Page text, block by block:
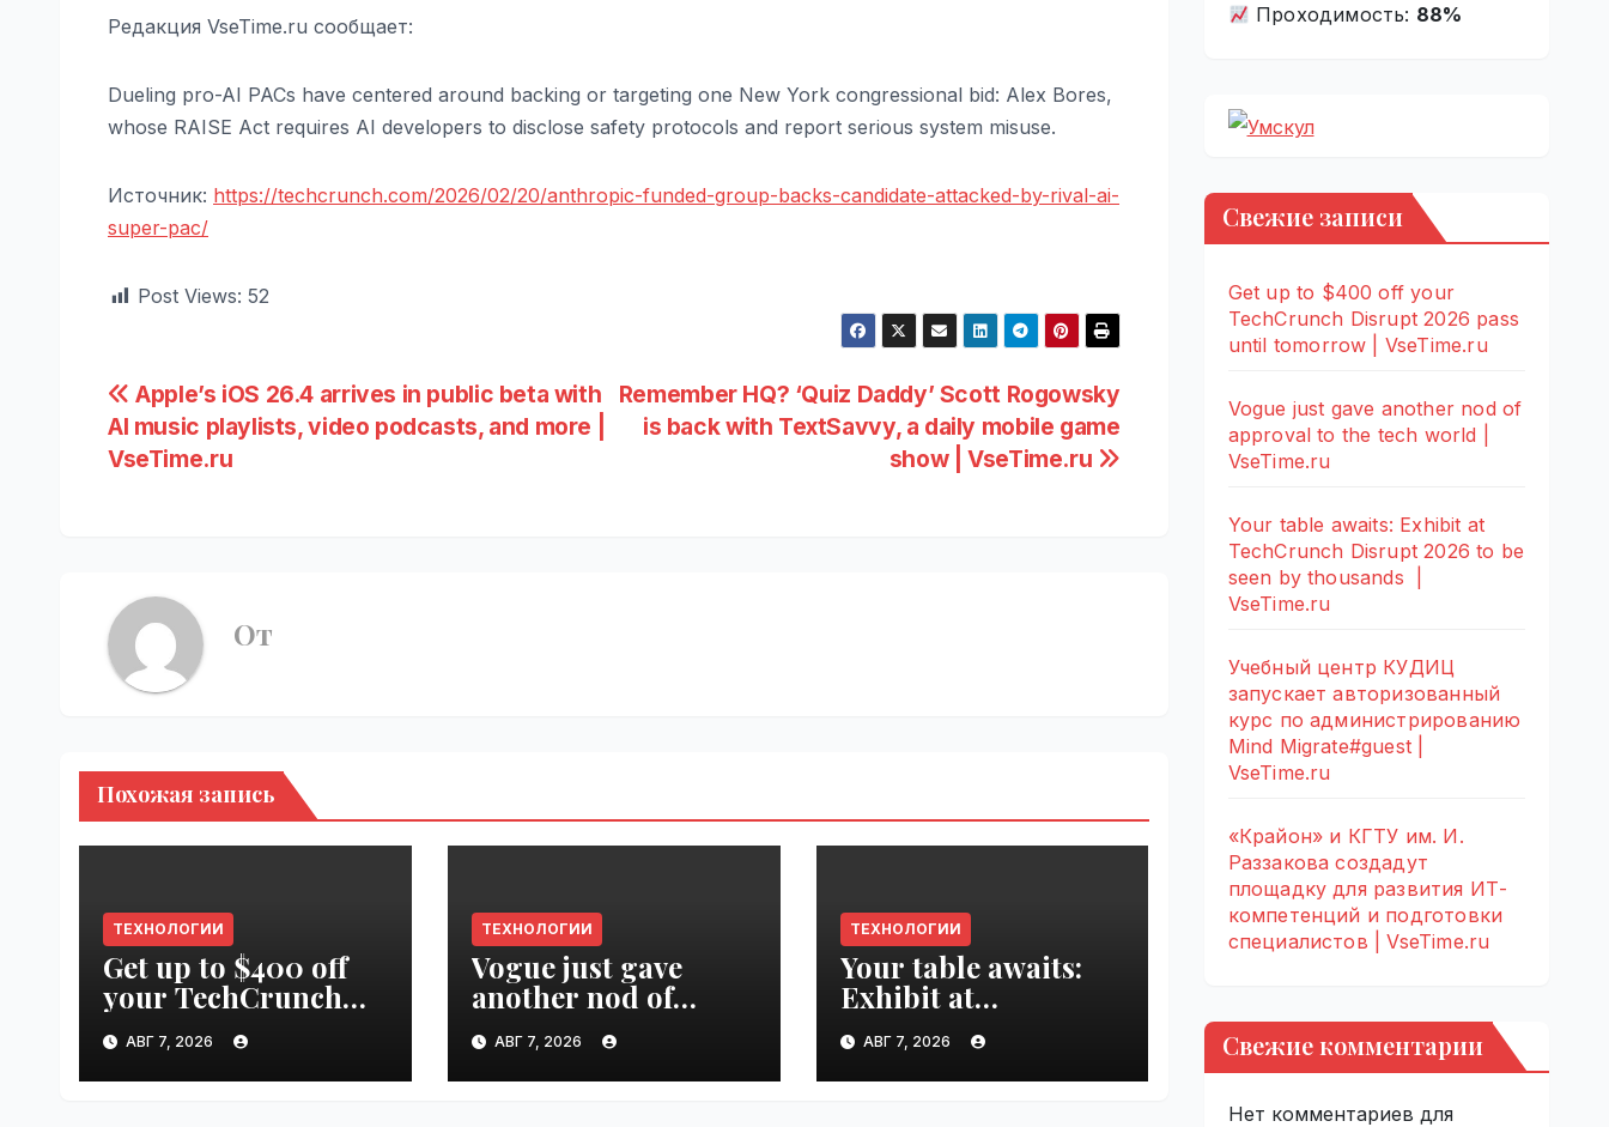
Редакция VseTime.ru сообщает:
Dueling pro-AI PACs have centered around backing or targeting one New York congressional bid: Alex Bores,
whose RAISE Act requires AI developers to disclose safety protocols and report serious system misuse.
Источник: https://techcrunch.com/2026/02/20/anthropic-funded-group-backs-candidate-attacked-by-rival-ai-
super-pac/
Post Views: 52
Навигация
по
Remember HQ? ‘Quiz Daddy’ Scott Rogowsky
is back with TextSavvy, a daily mobile game
show | VseTime.ru
Apple’s iOS 26.4 arrives in public beta with
AI music playlists, video podcasts, and more |
VseTime.ru
От
Похожая запись
ТЕХНОЛОГИИ
Get up to $400 off
your TechCrunch
Disrupt 2026 pass
until tomorrow |
VseTime.ru
АВГ 7, 2026
ТЕХНОЛОГИИ
Vogue just gave
another nod of
approval to the tech
world | VseTime.ru
АВГ 7, 2026
ТЕХНОЛОГИИ
Your table awaits:
Exhibit at
TechCrunch Disrupt
2026 to be seen by
thousands |
АВГ 7, 2026
Проходимость: 88%
Свежие записи
Get up to $400 off your
TechCrunch Disrupt 2026 pass
until tomorrow | VseTime.ru
Vogue just gave another nod of
approval to the tech world |
VseTime.ru
Your table awaits: Exhibit at
TechCrunch Disrupt 2026 to be
seen by thousands |
VseTime.ru
Учебный центр КУДИЦ
запускает авторизованный
курс по администрированию
Mind Migrate#guest |
VseTime.ru
«Крайон» и КГТУ им. И.
Раззакова создадут
площадку для развития ИТ-
компетенций и подготовки
специалистов | VseTime.ru
Свежие комментарии
Нет комментариев для